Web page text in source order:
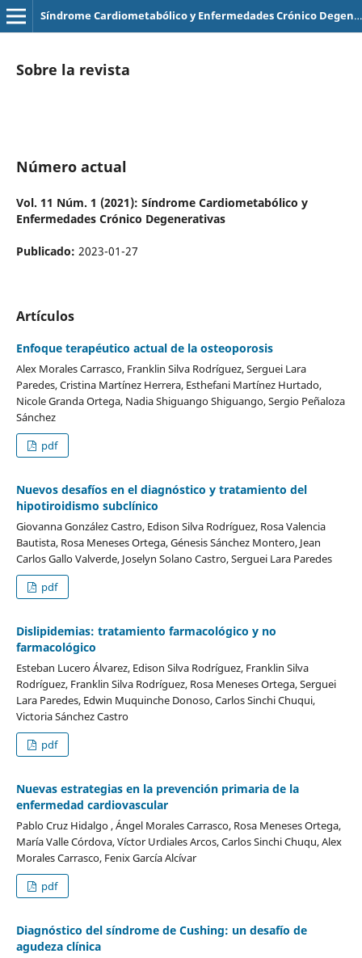
Síndrome Cardiometabólico y Enfermedades Crónico Degenerativas
Sobre la revista
Número actual
Vol. 11 Núm. 1 (2021): Síndrome Cardiometabólico y
Enfermedades Crónico Degenerativas
Publicado: 2023-01-27
Artículos
Enfoque terapéutico actual de la osteoporosis
Alex Morales Carrasco, Franklin Silva Rodríguez, Serguei Lara
Paredes, Cristina Martínez Herrera, Esthefani Martínez Hurtado,
Nicole Granda Ortega, Nadia Shiguango Shiguango, Sergio Peñaloza
Sánchez
pdf
Nuevos desafíos en el diagnóstico y tratamiento del
hipotiroidismo subclínico
Giovanna González Castro, Edison Silva Rodríguez, Rosa Valencia
Bautista, Rosa Meneses Ortega, Génesis Sánchez Montero, Jean
Carlos Gallo Valverde, Joselyn Solano Castro, Serguei Lara Paredes
pdf
Dislipidemias: tratamiento farmacológico y no
farmacológico
Esteban Lucero Álvarez, Edison Silva Rodríguez, Franklin Silva
Rodríguez, Franklin Silva Rodríguez, Rosa Meneses Ortega, Serguei
Lara Paredes, Edwin Muquinche Donoso, Carlos Sinchi Chuqui,
Victoria Sánchez Castro
pdf
Nuevas estrategias en la prevención primaria de la
enfermedad cardiovascular
Pablo Cruz Hidalgo , Ángel Morales Carrasco, Rosa Meneses Ortega,
María Valle Córdova, Víctor Urdiales Arcos, Carlos Sinchi Chuqu, Alex
Morales Carrasco, Fenix García Alcívar
pdf
Diagnóstico del síndrome de Cushing: un desafío de
agudeza clínica